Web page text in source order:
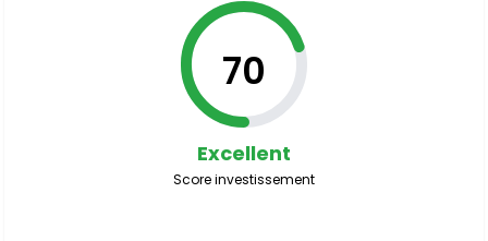
70
Excellent
Score investissement